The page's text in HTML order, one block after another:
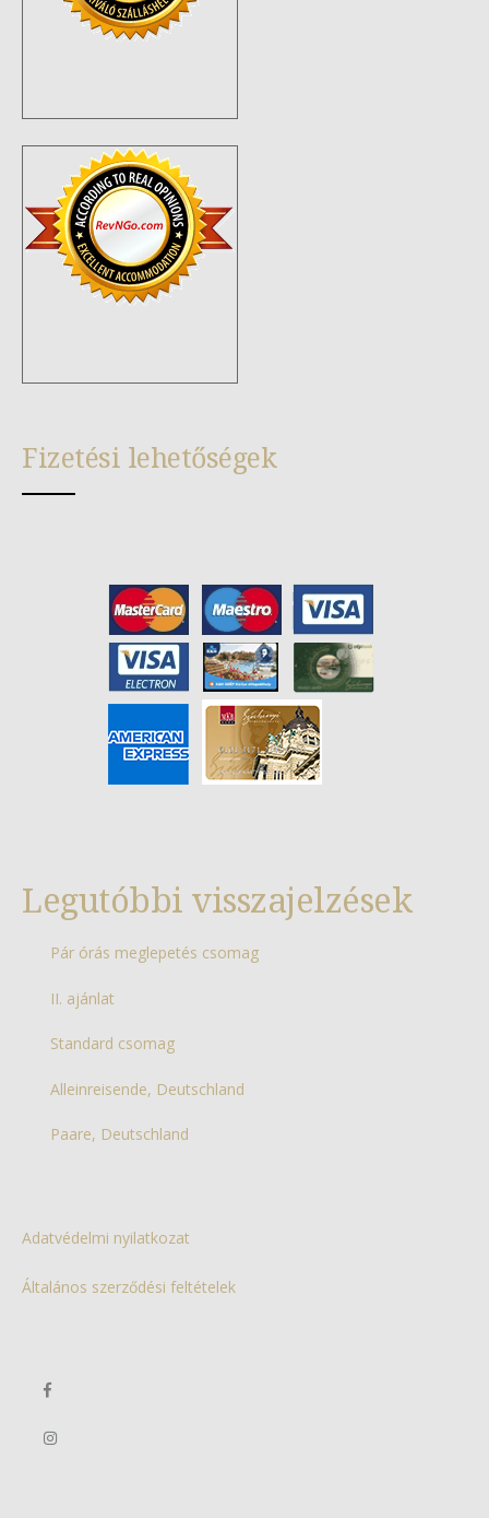
Fizetési lehetőségek
Legutóbbi visszajelzések
Pár órás meglepetés csomag
II. ajánlat
Standard csomag
Alleinreisende, Deutschland
Paare, Deutschland
Adatvédelmi nyilatkozat
Általános szerződési feltételek